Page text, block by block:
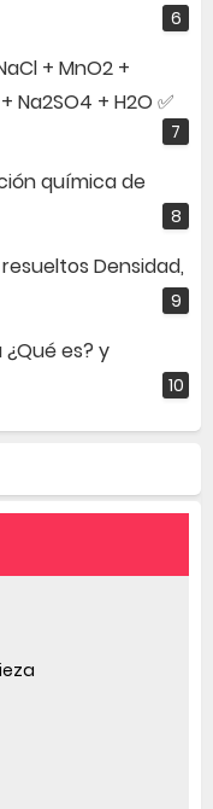
+ MnO2 +
Na2SO4 + H2O ✅
química de
Densidad,
es? y